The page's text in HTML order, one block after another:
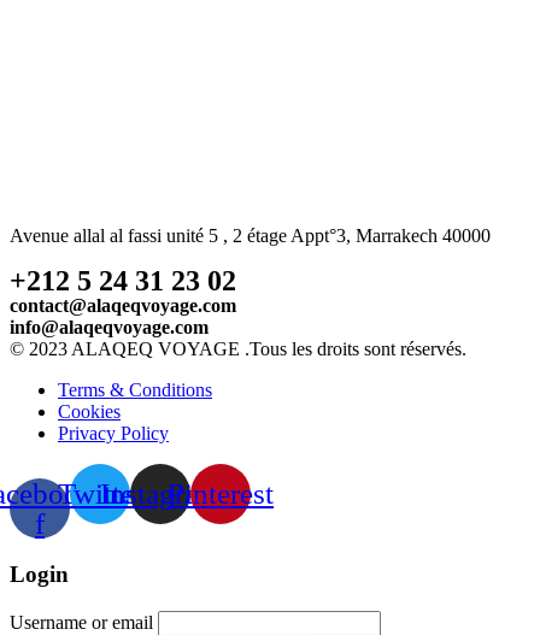
Avenue allal al fassi unité 5 , 2 étage Appt°3, Marrakech 40000
+212 5 24 31 23 02
contact@alaqeqvoyage.com
info@alaqeqvoyage.com
© 2023 ALAQEQ VOYAGE .Tous les droits sont réservés.
Terms & Conditions
Cookies
Privacy Policy
f
TwitterInstagramPinterest
Login
Username or email